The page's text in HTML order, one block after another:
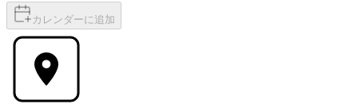
カレンダーに追加